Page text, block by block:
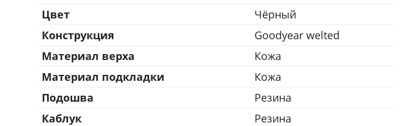
Цвет
Чёрный
Конструкция
Goodyear welted
Материал верха
Кожа
Материал подкладки
Кожа
Подошва
Резина
Каблук
Резина